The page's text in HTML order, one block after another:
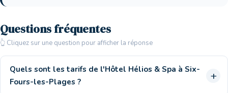
Questions fréquentes
👆 Cliquez sur une question pour afficher la réponse
Quels sont les tarifs de l'Hôtel Hélios & Spa à Six-
Fours-les-Plages ?